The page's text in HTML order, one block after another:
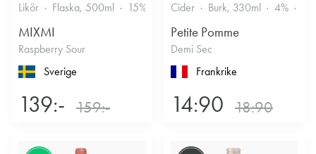
Likör Flaska, 500ml 15% Annan likör
MIXMI
Raspberry Sour
Sverige
139:- 159:-
Cider Burk, 330ml 4%
Petite Pomme
Demi Sec
Frankrike
14:90 18:90